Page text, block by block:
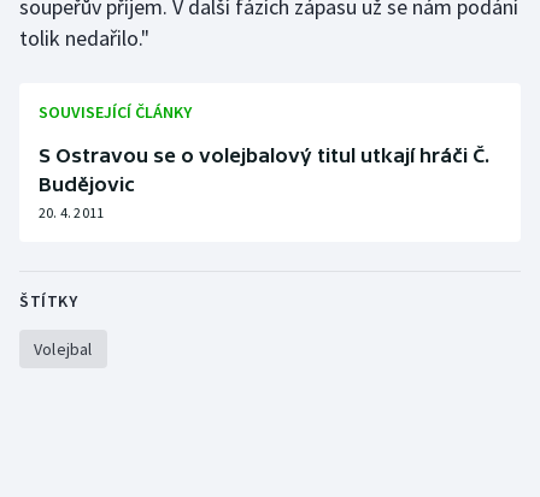
soupeřův příjem. V další fázích zápasu už se nám podání
tolik nedařilo."
SOUVISEJÍCÍ ČLÁNKY
S Ostravou se o volejbalový titul utkají hráči Č.
Budějovic
20. 4. 2011
ŠTÍTKY
Volejbal